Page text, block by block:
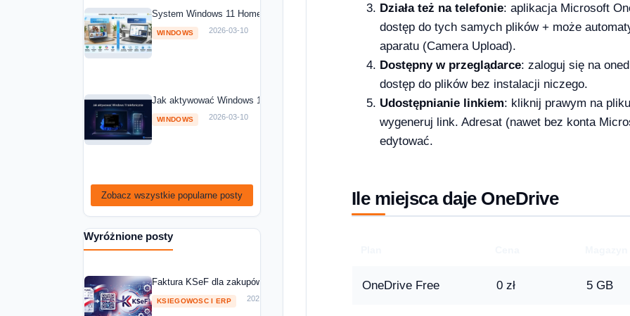
System Windows 11 Home vs Windows 11 Pro – porównanie wersji systemów operacyjny
WINDOWS 2026-03-10
Jak aktywować Windows 11 telefonicznie — aktywacja przez telefon krok po kroku [2026]
WINDOWS 2026-03-10
Zobacz wszystkie popularne posty
Wyróżnione posty
Faktura KSeF dla zakupów Microsoft 2026 — co musi wiedzieć dział IT i księgowość
KSIEGOWOSC I ERP 2026-05-01
Działa też na telefonie: aplikacja Microsoft
dostęp do tych samych plików + może
aparatu (Camera Upload).
Dostępny w przeglądarce: zaloguj się na
dostęp do plików bez instalacji niczego.
Udostępnianie linkiem: kliknij prawym na
wygeneruj link. Adresat (nawet bez konta
edytować.
Ile miejsca daje OneDrive
OneDrive Free 0 zł 5 GB